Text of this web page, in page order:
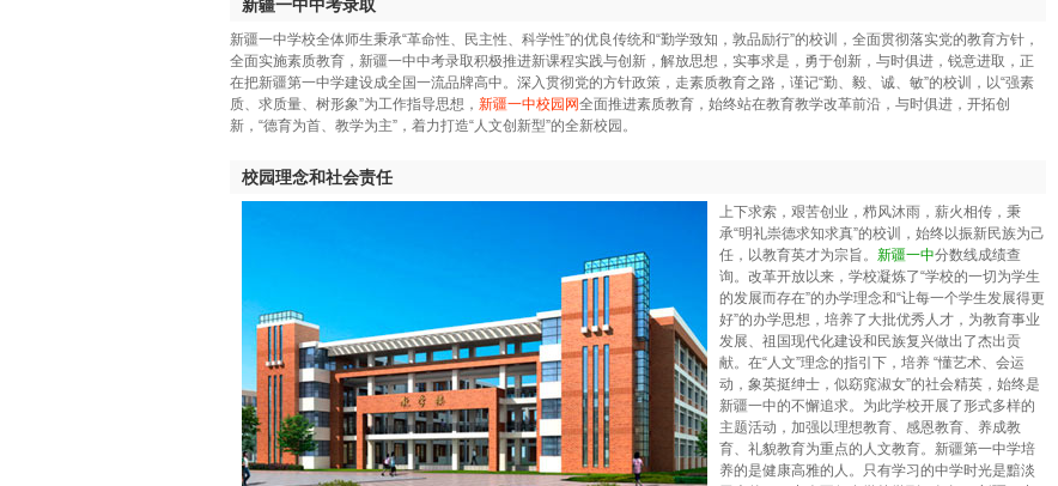
新疆一中中考录取
新疆一中学校全体师生秉承“革命性、民主性、科学性”的优良传统和“勤学致知，敦品励行”的校训，全面贯彻落实党的教育方针，
全面实施素质教育，新疆一中中考录取积极推进新课程实践与创新，解放思想，实事求是，勇于创新，与时俱进，锐意进取，正
在把新疆第一中学建设成全国一流品牌高中。深入贯彻党的方针政策，走素质教育之路，谨记“勤、毅、诚、敏”的校训，以“强素
质、求质量、树形象”为工作指导思想， 新疆一中校园网全面推进素质教育，始终站在教育教学改革前沿，与时俱进，开拓创
新，“德育为首、教学为主”，着力打造“人文创新型”的全新校园。
校园理念和社会责任
上下求索，艰苦创业，栉风沐雨，薪火相传，秉
承“明礼崇德求知求真”的校训，始终以振新民族为己
任，以教育英才为宗旨。 新疆一中分数线成绩查
询。改革开放以来，学校凝炼了“学校的一切为学生
的发展而存在”的办学理念和“让每一个学生发展得更
好”的办学思想，培养了大批优秀人才，为教育事业
发展、祖国现代化建设和民族复兴做出了杰出贡
献。在“人文”理念的指引下，培养 “懂艺术、会运
动，象英挺绅士，似窈窕淑女”的社会精英，始终是
新疆一中的不懈追求。为此学校开展了形式多样的
主题活动，加强以理想教育、感恩教育、养成教
育、礼貌教育为重点的人文教育。新疆第一中学培
养的是健康高雅的人。只有学习的中学时光是黯淡